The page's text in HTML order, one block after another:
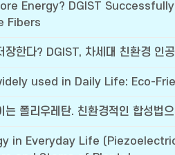
Energy? DGIST
Fibers
장한다? DGIST, 차세대 친환경 인
used in Daily Life: Eco-
는 폴리우레탄. 친환경적인 합성법
in Everyday Life